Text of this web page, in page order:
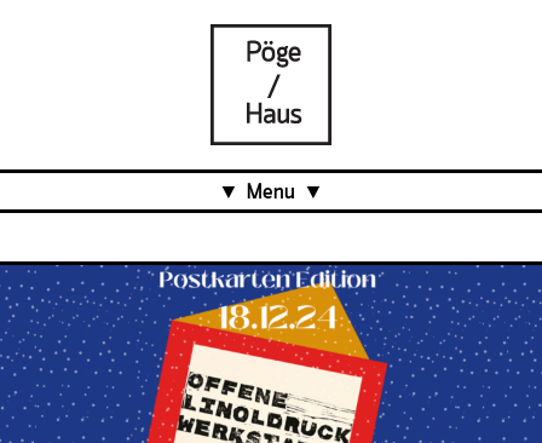
Menu
Projects
Über uns
Was ist das Pöge-Haus?
Team